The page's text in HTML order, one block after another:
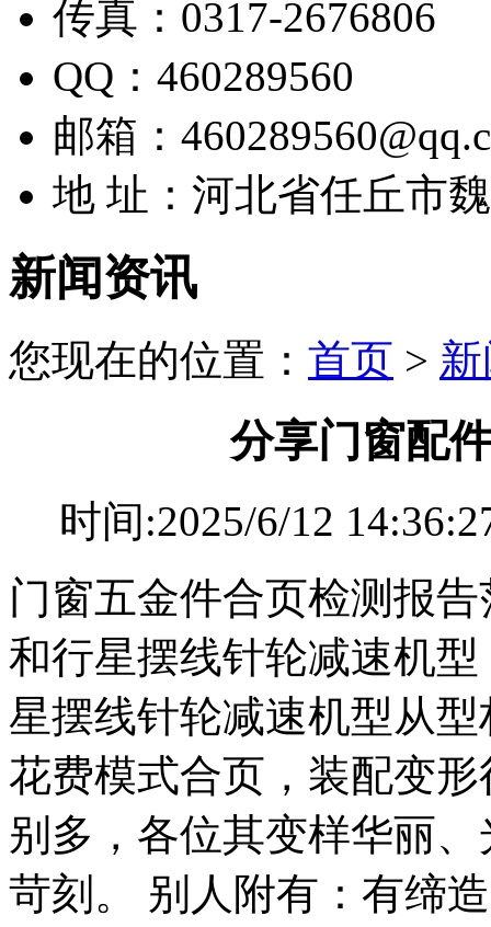
传真：0317-2676806
QQ：460289560
邮箱：
地 址：河北省任丘市
新闻资讯
您现在的位置： 首页 >
分享门窗配
时间:2025/6/12
门窗五金件合页检测报
和行星摆线针轮减速机
星摆线针轮减速机型从
花费模式合页，装配变
别多，各位其变样华丽
苛刻。 别人附有：有缔